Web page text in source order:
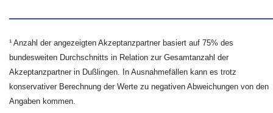
¹ Anzahl der angezeigten Akzeptanzpartner basiert auf 75% des
bundesweiten Durchschnitts in Relation zur Gesamtanzahl der
Akzeptanzpartner in Dußlingen. In Ausnahmefällen kann es trotz
konservativer Berechnung der Werte zu negativen Abweichungen von den
Angaben kommen.